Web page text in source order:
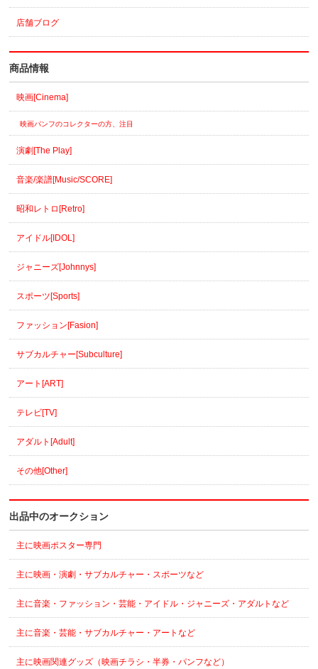
店舗ブログ
商品情報
映画[Cinema]
映画パンフのコレクターの方、注目
演劇[The Play]
音楽/楽譜[Music/SCORE]
昭和レトロ[Retro]
アイドル[IDOL]
ジャニーズ[Johnnys]
スポーツ[Sports]
ファッション[Fasion]
サブカルチャー[Subculture]
アート[ART]
テレビ[TV]
アダルト[Adult]
その他[Other]
出品中のオークション
主に映画ポスター専門
主に映画・演劇・サブカルチャー・スポーツなど
主に音楽・ファッション・芸能・アイドル・ジャニーズ・アダルトなど
主に音楽・芸能・サブカルチャー・アートなど
主に映画関連グッズ（映画チラシ・半券・パンフなど）